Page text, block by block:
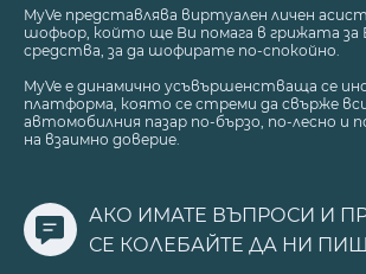
MyVe представлява виртуален личен
шофьор, който ще Ви помага в грижата
средства, за да шофирате по-спокойно.
MyVe е динамично усъвършенстваща се
платформа, която се стреми да свърже
автомобилния пазар по-бързо, по-лесно и
на взаимно доверие.
АКО ИМАТЕ ВЪПРОСИ И
СЕ КОЛЕБАЙТЕ ДА НИ